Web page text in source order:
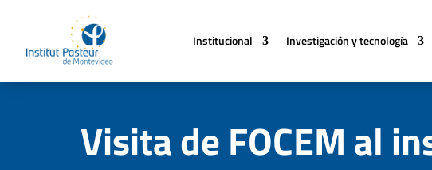
Institucional Investigación y tecnología
Visita de FOCEM al